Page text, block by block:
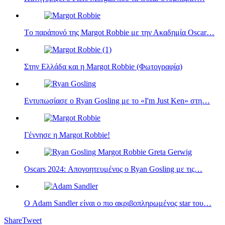
Tο παράπονό της Margot Robbie με την Ακαδημία Oscar…
Στην Ελλάδα και η Margot Robbie (Φωτογραφία)
Εντυπωσίασε ο Ryan Gosling με το «I'm Just Ken» στη…
Γέννησε η Margot Robbie!
Oscars 2024: Απογοητευμένος ο Ryan Gosling με τις…
Ο Adam Sandler είναι ο πιο ακριβοπληρωμένος star του…
ShareTweet